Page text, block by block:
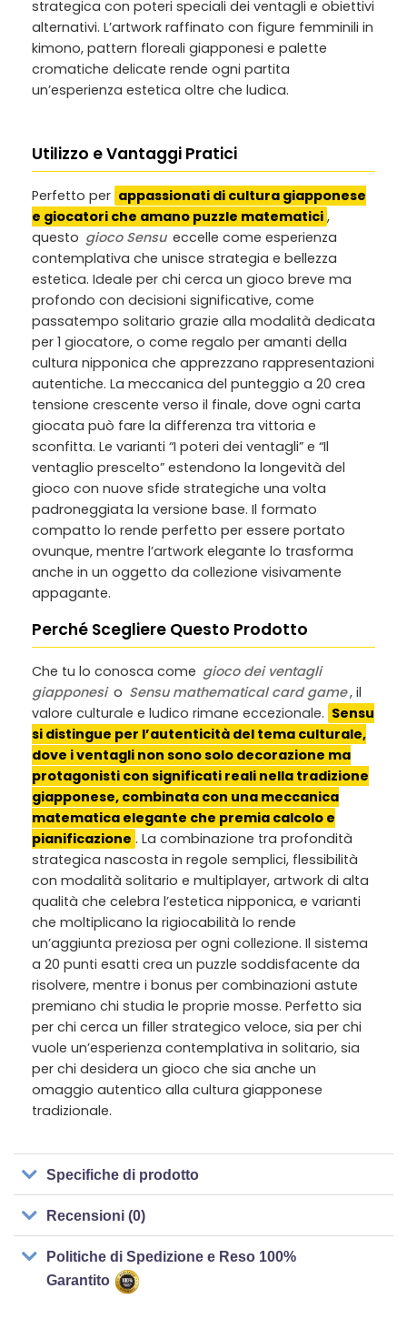
strategica con poteri speciali dei ventagli e obiettivi
alternativi. L’artwork raffinato con figure femminili in
kimono, pattern floreali giapponesi e palette
cromatiche delicate rende ogni partita
un’esperienza estetica oltre che ludica.
Utilizzo e Vantaggi Pratici
Perfetto per appassionati di cultura giapponese
e giocatori che amano puzzle matematici ,
questo gioco Sensu eccelle come esperienza
contemplativa che unisce strategia e bellezza
estetica. Ideale per chi cerca un gioco breve ma
profondo con decisioni significative, come
passatempo solitario grazie alla modalità dedicata
per 1 giocatore, o come regalo per amanti della
cultura nipponica che apprezzano rappresentazioni
autentiche. La meccanica del punteggio a 20 crea
tensione crescente verso il finale, dove ogni carta
giocata può fare la differenza tra vittoria e
sconfitta. Le varianti “I poteri dei ventagli” e “Il
ventaglio prescelto” estendono la longevità del
gioco con nuove sfide strategiche una volta
padroneggiata la versione base. Il formato
compatto lo rende perfetto per essere portato
ovunque, mentre l’artwork elegante lo trasforma
anche in un oggetto da collezione visivamente
appagante.
Perché Scegliere Questo Prodotto
Che tu lo conosca come gioco dei ventagli
giapponesi o Sensu mathematical card game, il
valore culturale e ludico rimane eccezionale. Sensu
si distingue per l’autenticità del tema culturale,
dove i ventagli non sono solo decorazione ma
protagonisti con significati reali nella tradizione
giapponese, combinata con una meccanica
matematica elegante che premia calcolo e
pianificazione . La combinazione tra profondità
strategica nascosta in regole semplici, flessibilità
con modalità solitario e multiplayer, artwork di alta
qualità che celebra l’estetica nipponica, e varianti
che moltiplicano la rigiocabilità lo rende
un’aggiunta preziosa per ogni collezione. Il sistema
a 20 punti esatti crea un puzzle soddisfacente da
risolvere, mentre i bonus per combinazioni astute
premiano chi studia le proprie mosse. Perfetto sia
per chi cerca un filler strategico veloce, sia per chi
vuole un’esperienza contemplativa in solitario, sia
per chi desidera un gioco che sia anche un
omaggio autentico alla cultura giapponese
tradizionale.
Specifiche di prodotto
Recensioni (0)
Politiche di Spedizione e Reso 100%
Garantito